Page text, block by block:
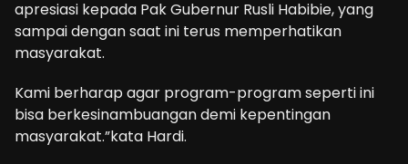
apresiasi kepada Pak Gubernur Rusli Habibie, yang
sampai dengan saat ini terus memperhatikan
masyarakat.
Kami berharap agar program-program seperti ini
bisa berkesinambuangan demi kepentingan
masyarakat.”kata Hardi.